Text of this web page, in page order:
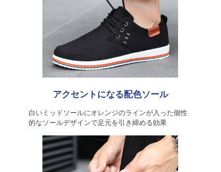
アクセントになる配色ソール
白いミッドソールにオレンジのラインが入った個性
的なソールデザインで足元を引き締める効果